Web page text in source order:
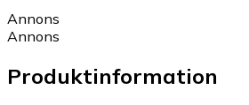
Annons
Annons
Produktinformation